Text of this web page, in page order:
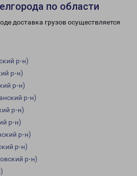
по области
доставка грузов осуществляется
р-н)
р-н)
р-н)
р-н)
р-н)
р-н)
р-н)
р-н)
р-н)